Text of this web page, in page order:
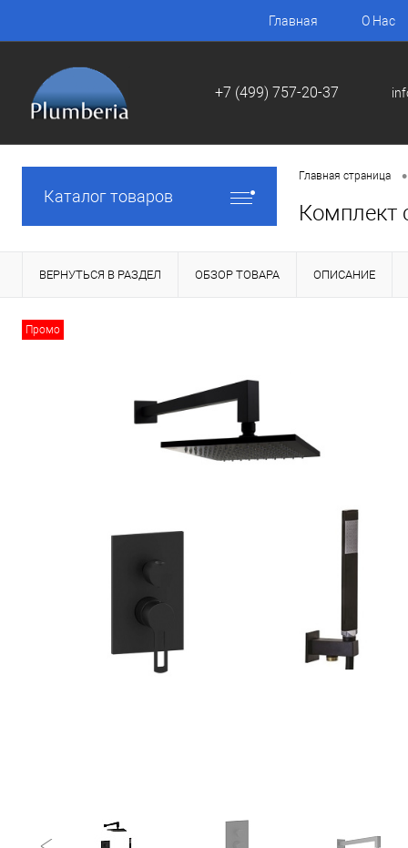
Главная О Нас
+7 (499) 757-20-37
Каталог товаров
Главная страница •
Комплект
ВЕРНУТЬСЯ В РАЗДЕЛ ОБЗОР ТОВАРА ОПИСАНИЕ
Промо